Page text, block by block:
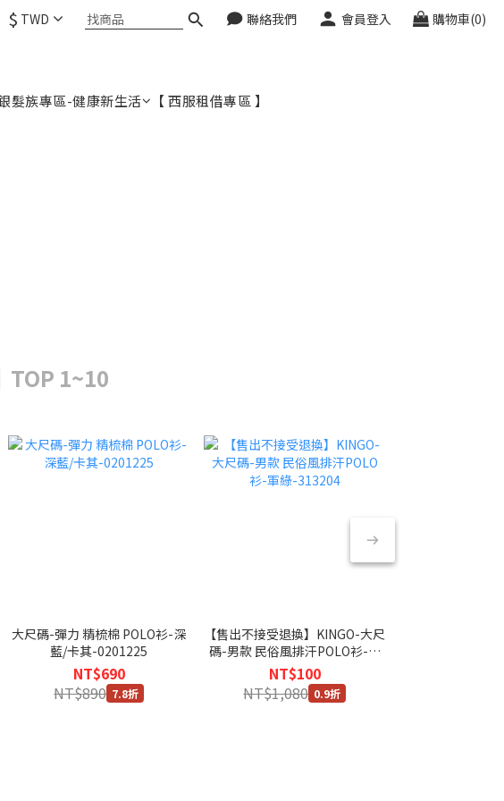
$ TWD 聯絡我們 會員登入 購物車(0)
髮族專區-健康新生活 【 西服租借專區 】
TOP 1~10
大尺碼-彈力 精梳棉 POLO衫-深
藍/卡其-0201225
NT$690
NT$890 7.8折
【售出不接受退換】KINGO-大尺
碼-男款 民俗風排汗POLO衫-軍
綠-313204
NT$100
NT$1,080 0.9折